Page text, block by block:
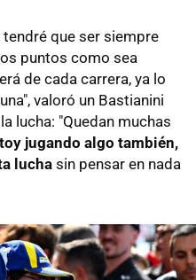
que ser siempre
puntos como sea
de cada carrera, ya lo
valoró un Bastianini
lucha: "Quedan muchas
jugando algo también,
lucha sin pensar en nada